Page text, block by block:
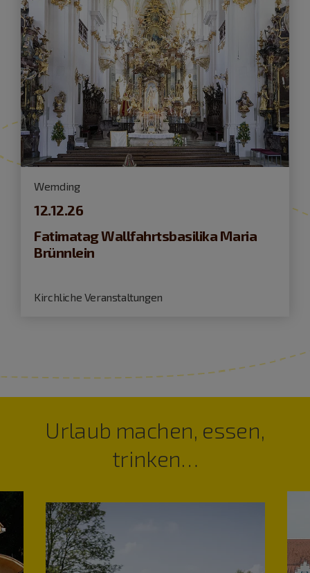
Wemding
12.12.26
Fatimatag Wallfahrtsbasilika Maria
Brünnlein
Kirchliche Veranstaltungen
Urlaub machen, essen,
trinken…